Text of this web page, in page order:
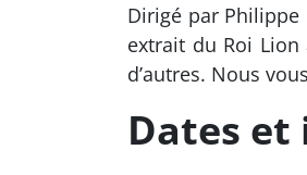
Dirigé par
extrait du Roi
d’autres. Nous
Dates et